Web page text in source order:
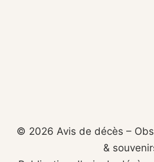
© 2026 Avis de décès –
&